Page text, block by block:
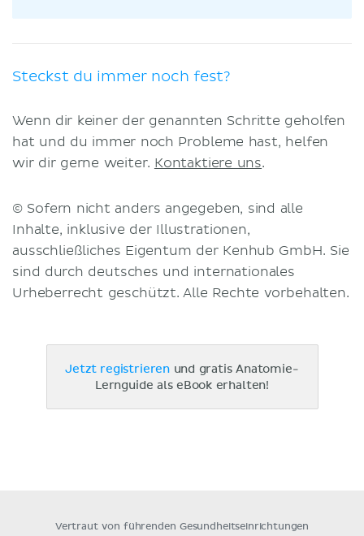
Steckst du immer noch fest?
Wenn dir keiner der genannten Schritte geholfen
hat und du immer noch Probleme hast, helfen
wir dir gerne weiter. Kontaktiere uns.
© Sofern nicht anders angegeben, sind alle
Inhalte, inklusive der Illustrationen,
ausschließliches Eigentum der Kenhub GmbH. Sie
sind durch deutsches und internationales
Urheberrecht geschützt. Alle Rechte vorbehalten.
Jetzt registrieren und gratis Anatomie-
Lernguide als eBook erhalten!
Vertraut von führenden Gesundheitseinrichtungen